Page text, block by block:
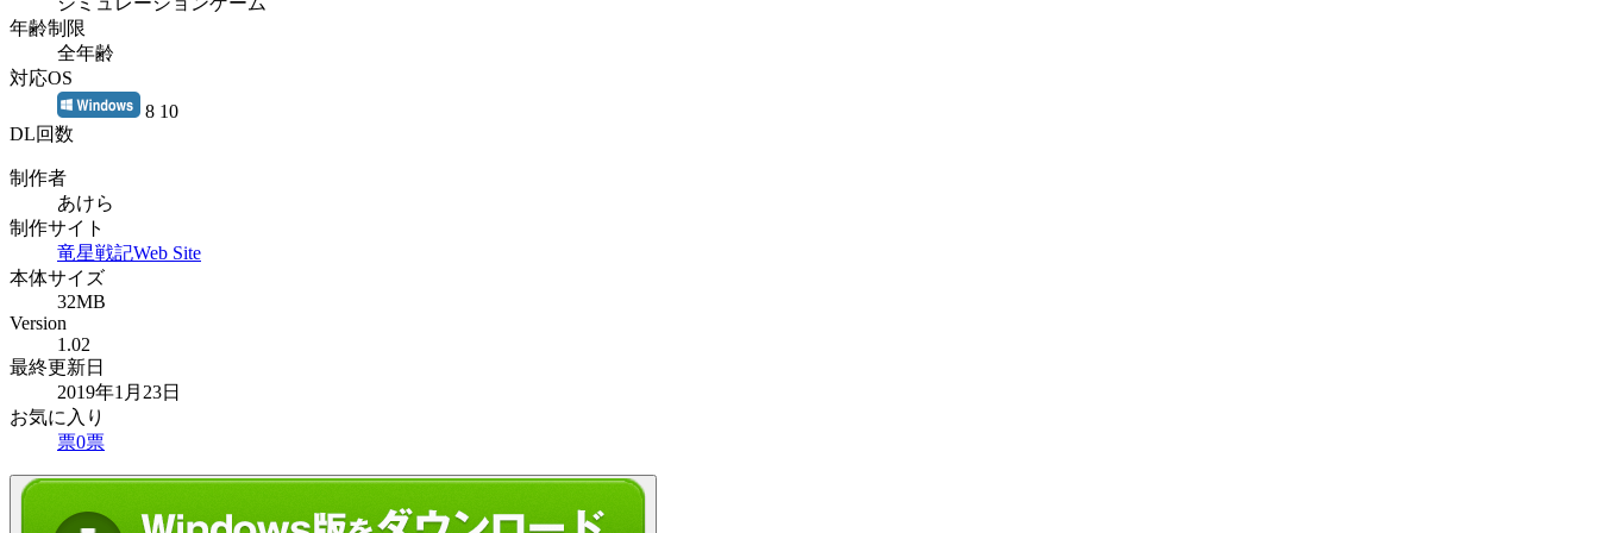
年齢制限
全年齢
対応OS
8 10
DL回数
制作者
あけら
制作サイト
竜星戦記Web Site
本体サイズ
32MB
Version
1.02
最終更新日
2019年1月23日
お気に入り
票0票